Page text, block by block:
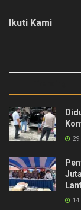
Ikuti Kami
29
14